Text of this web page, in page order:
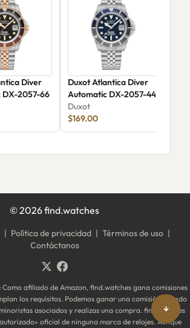
Diver
2057-66
Duxot Atlantica Diver
Automatic DX-2057-44
Duxot
$169.00
©2026find.watches
| Política de privacidad | Términos de uso |
Contáctanos
Como afiliado de Amazon, find.watches gana comisiones
los requisitos. Podemos ganar una comisión cuando
asociados y realizas una compra. find.watches
oficial de ninguna marca de relojes. Aunque
↓